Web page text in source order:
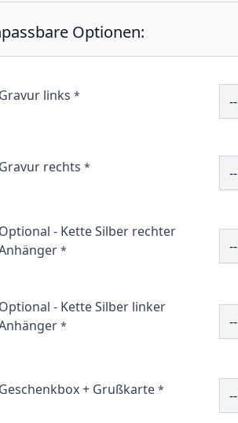
Optionen:
Gravur links *
Gravur rechts *
Optional - Kette Silber rechter
*
Optional - Kette Silber linker
*
Geschenkbox + Grußkarte *